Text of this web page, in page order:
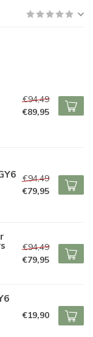
€94,49
€89,95
€94,49
€79,95
€94,49
€79,95
€19,90